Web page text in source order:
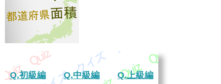
Q.初級編 Q.中級編 Q.上級編